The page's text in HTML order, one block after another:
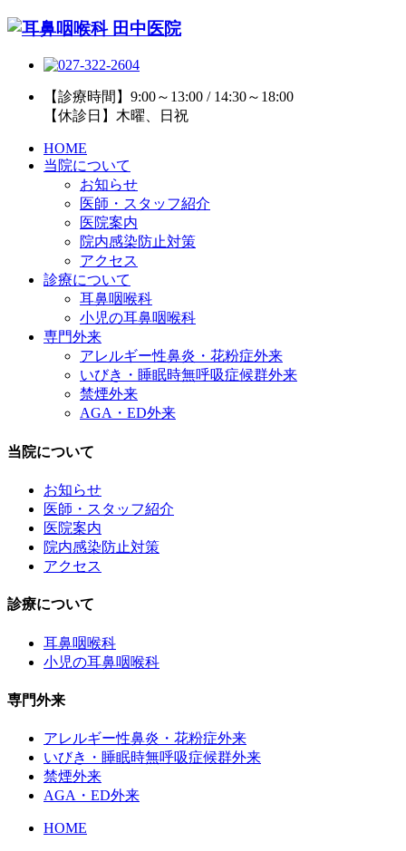
【診療時間】9:00～13:00 / 14:30～18:00
【休診日】木曜、日祝
HOME
当院について
お知らせ
医師・スタッフ紹介
医院案内
院内感染防止対策
アクセス
診療について
耳鼻咽喉科
小児の耳鼻咽喉科
専門外来
アレルギー性鼻炎・花粉症外来
いびき・睡眠時無呼吸症候群外来
禁煙外来
AGA・ED外来
当院について
お知らせ
医師・スタッフ紹介
医院案内
院内感染防止対策
アクセス
診療について
耳鼻咽喉科
小児の耳鼻咽喉科
専門外来
アレルギー性鼻炎・花粉症外来
いびき・睡眠時無呼吸症候群外来
禁煙外来
AGA・ED外来
HOME